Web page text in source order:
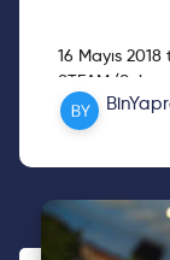
16 Mayıs
STEAM
kadınını